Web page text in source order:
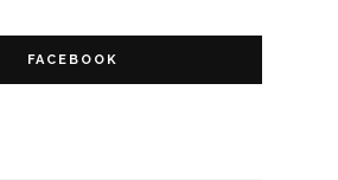
FACEBOOK